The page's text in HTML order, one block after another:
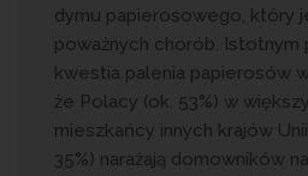
dymu papierosowego, który
poważnych chorób.
kwestia palenia papierosów
że Polacy (ok. 53%) w
mieszkańcy innych krajów
35%) narażają domowników